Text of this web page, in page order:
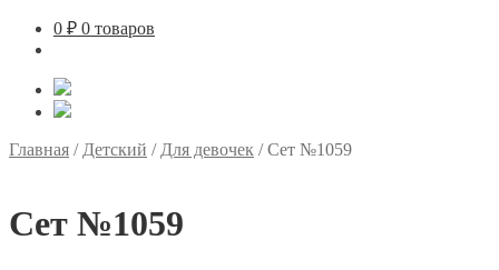
0 ₽ 0 товаров
Главная / Детский / Для девочек /Сет №1059
Сет №1059